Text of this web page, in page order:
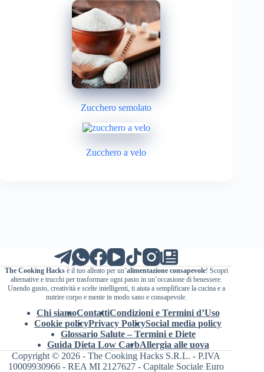
Zucchero semolato
Zucchero a velo
The Cooking Hacksè il tuo alleato per un’alimentazione consapevole! Scopri
alternative e trucchi per trasformare ogni pasto in un’occasione di benessere.
Unendo gusto, creatività e scelte intelligenti, ti aiuta a semplificare la cucina e a
nutrire corpo e mente in modo sano e consapevole.
Chi siamoContattiCondizioni e Termini d’Uso
Cookie policyPrivacy PolicySocial media policy
Glossario Salute – Termini e Diete
Guida Dieta Low CarbAllergia alle uova
Copyright © 2026 - The Cooking Hacks S.R.L. - P.IVA
10009930966 - REA MI 2127627 - Capitale Sociale Euro